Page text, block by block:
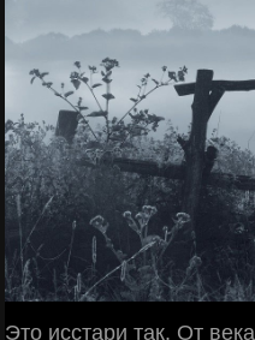
Это исстари так. От века